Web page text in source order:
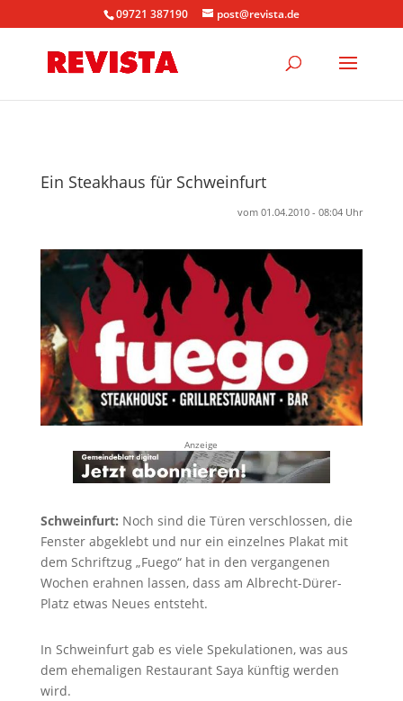
09721 387190 post@revista.de
Ein Steakhaus für Schweinfurt
vom 01.04.2010 - 08:04 Uhr
Anzeige
Schweinfurt: Noch sind die Türen verschlossen, die
Fenster abgeklebt und nur ein einzelnes Plakat mit
dem Schriftzug „Fuego“ hat in den vergangenen
Wochen erahnen lassen, dass am Albrecht-Dürer-
Platz etwas Neues entsteht.
In Schweinfurt gab es viele Spekulationen, was aus
dem ehemaligen Restaurant Saya künftig werden
wird.